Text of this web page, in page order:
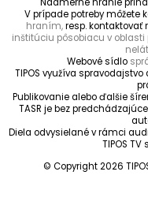
V prípade potreby môžete
hraním,resp. kontaktovať
inštitúciu pôsobiacu v
Webové sídlo
TIPOS využíva
Publikovanie alebo ďalšie
TASR je bez
Diela odvysielané v rámci
TIPOS
© Copyright 2026